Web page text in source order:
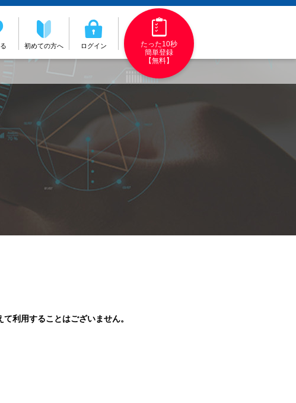
初めての方へ ログイン
たった10秒
簡単登録
【無料】
利用することはございません。